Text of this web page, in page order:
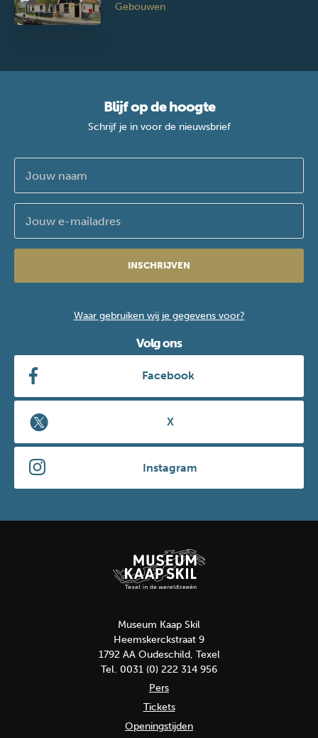
Gebouwen
Blijf op de hoogte
Schrijf je in voor de nieuwsbrief
INSCHRIJVEN
Waar gebruiken wij je gegevens voor?
Volg ons
Facebook
X
Instagram
Museum Kaap Skil
Heemskerckstraat 9
1792 AA Oudeschild, Texel
Tel. 0031 (0) 222 314 956
Pers
Tickets
Openingstijden